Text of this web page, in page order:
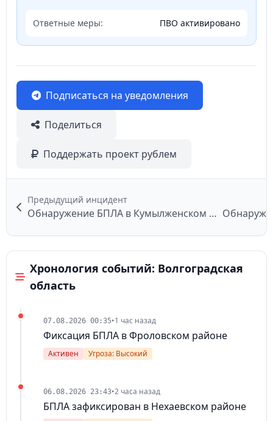
Ответные меры: ПВО активировано
Подписаться на уведомления
Поделиться
Поддержать проект рублем
Предыдущий инцидент
Обнаружение БПЛА в Кумылженском районе
Хронология событий: Волгоградская
область
07.08.2026 00:35•1 час назад
Фиксация БПЛА в Фроловском районе
Активен Угроза: Высокий
06.08.2026 23:43•2 часа назад
БПЛА зафиксирован в Нехаевском районе